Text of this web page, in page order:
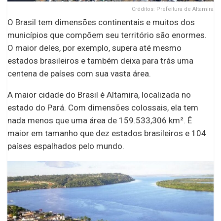
Créditos: Prefeitura de Altamira
O Brasil tem dimensões continentais e muitos dos
municípios que compõem seu território são enormes.
O maior deles, por exemplo, supera até mesmo
estados brasileiros e também deixa para trás uma
centena de países com sua vasta área.
A maior cidade do Brasil é Altamira, localizada no
estado do Pará. Com dimensões colossais, ela tem
nada menos que uma área de 159.533,306 km². É
maior em tamanho que dez estados brasileiros e 104
países espalhados pelo mundo.